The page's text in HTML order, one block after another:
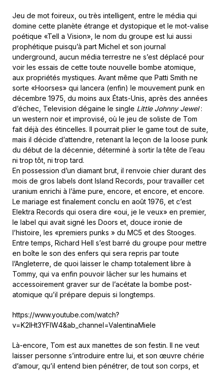
Jeu de mot foireux, ou très intelligent, entre le média qui
domine cette planète étrange et dystopique et le mot-valise
poétique «Tell a Vision», le nom du groupe est lui aussi
prophétique puisqu’à part Michel et son journal
underground, aucun média terrestre ne s’est déplacé pour
voir les essais de cette toute nouvelle bombe atomique,
aux propriétés mystiques. Avant même que Patti Smith ne
sorte «Hoorses» qui lancera (enfin) le mouvement punk en
décembre 1975, du moins aux États-Unis, après des années
d’échec, Television dégaine le single Little Johnny Jewel:
un western noir et improvisé, où le jeu de soliste de Tom
fait déjà des étincelles. Il pourrait plier le game tout de suite,
mais il décide d’attendre, retenant la leçon de la loose punk
du début de la décennie, déterminé à sortir la tête de l’eau
ni trop tôt, ni trop tard.
En possession d’un diamant brut, il renvoie chier durant des
mois de gros labels dont Island Records, pour travailler cet
uranium enrichi à l’âme pure, encore, et encore, et encore.
Le mariage est finalement conclu en août 1976, et c’est
Elektra Records qui osera dire «oui, je le veux» en premier,
le label qui avait signé les Doors et, douce ironie de
l’histoire, les «premiers punks » du MC5 et des Stooges.
Entre temps, Richard Hell s’est barré du groupe pour mettre
en boîte le son des enfers qui sera repris par toute
l’Angleterre, de quoi laisser le champ totalement libre à
Tommy, qui va enfin pouvoir lâcher sur les humains et
accessoirement graver sur de l’acétate la bombe post-
atomique qu’il prépare depuis si longtemps.
https://www.youtube.com/watch?
v=K2lHt3YFIW4&ab_channel=ValentinaMiele
Là-encore, Tom est aux manettes de son festin. Il ne veut
laisser personne s’introduire entre lui, et son œuvre chérie
d’amour, qu’il entend bien pénétrer, de tout son corps, et